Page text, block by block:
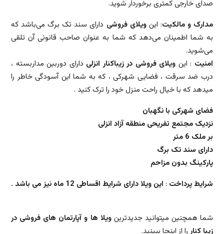
صدای خارجی کمتری برخوردار شوید.
مدارک و مالکیت: اینویلای فروشی دارای سند تک برگ می‌باشد که
به شما اطمینان می‌دهد که شما به عنوان صاحب قانونی آن تلقی
می‌شوید.
امنیت : این ویلای فروشی در زیباکنار انزلی دارای دوربین مداربسته ،
درب ضد سرقت ، فضایی شهرکی ، که به شما این آسودگی خاطر را
میدهد که با خیال راحت منزل خود را ترک کنید .
فضای شهرکی با نگهبان
نزدیک مجتمع تفریحی منطقه آزاد انزلی
بر ملک 6 متر
دارای سند تک برگ
پارکینگ بدون مزاحم
شرایط پرداخت : این ویلا دارای شرایط اقساطی 12 ماه نیز می باشد .
شما همچنین میتوانید جدیدترینویلا ها و آپارتمان های فروشی در
زیبا کناررا از اینجا ببینید.